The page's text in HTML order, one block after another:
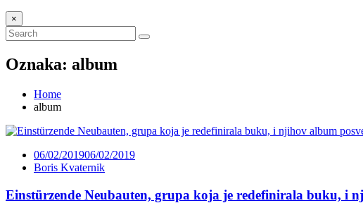
×
Oznaka: album
Home
album
06/02/201906/02/2019
Boris Kvaternik
Einstürzende Neubauten, grupa koja je redefinirala buku, i